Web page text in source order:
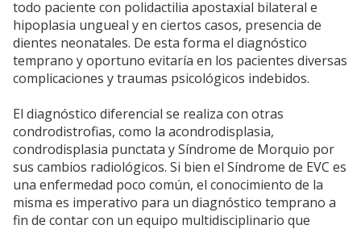
todo paciente con polidactilia apostaxial bilateral e
hipoplasia ungueal y en ciertos casos, presencia de
dientes neonatales. De esta forma el diagnóstico
temprano y oportuno evitaría en los pacientes diversas
complicaciones y traumas psicológicos indebidos.
El diagnóstico diferencial se realiza con otras
condrodistrofias, como la acondrodisplasia,
condrodisplasia punctata y Síndrome de Morquio por
sus cambios radiológicos. Si bien el Síndrome de EVC es
una enfermedad poco común, el conocimiento de la
misma es imperativo para un diagnóstico temprano a
fin de contar con un equipo multidisciplinario que